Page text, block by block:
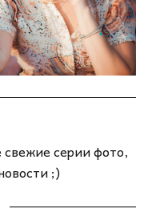
серии фото,
;)